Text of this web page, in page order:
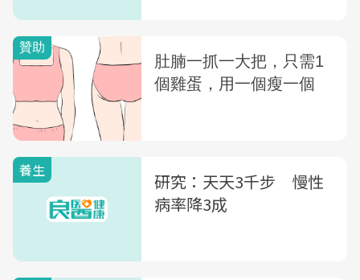
養生
研究：天天3千步 慢性
病率降3成